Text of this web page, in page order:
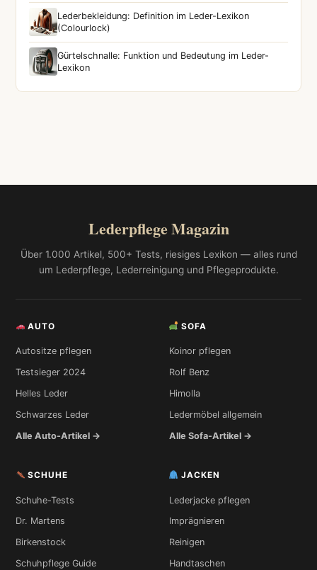
Lederbekleidung: Definition im Leder-Lexikon
(Colourlock)
Gürtelschnalle: Funktion und Bedeutung im Leder-
Lexikon
Lederpflege Magazin
Über 1.000 Artikel, 500+ Tests, riesiges Lexikon — alles rund
um Lederpflege, Lederreinigung und Pflegeprodukte.
AUTO
Autositze pflegen
Testsieger 2024
Helles Leder
Schwarzes Leder
Alle Auto-Artikel →
SOFA
Koinor pflegen
Rolf Benz
Himolla
Ledermöbel allgemein
Alle Sofa-Artikel →
SCHUHE
Schuhe-Tests
Dr. Martens
Birkenstock
Schuhpflege Guide
JACKEN
Lederjacke pflegen
Imprägnieren
Reinigen
Handtaschen